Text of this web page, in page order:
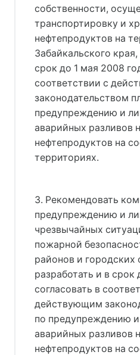
собственности,
транспортировку и
нефтепродуктов на
Забайкальского
срок до 1 мая 2008
соответствии с
законодательством
предупреждению и
аварийных разливов
нефтепродуктов на
территориях.
3. Рекомендовать
предупреждению и
чрезвычайных
пожарной
районов и городских
разработать и в
согласовать в
действующим
по предупреждению
аварийных разливов
нефтепродуктов на